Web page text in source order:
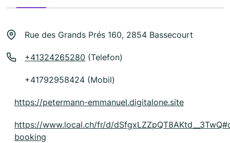
Rue des Grands Prés 160, 2854 Bassecourt
+41324265280 (Telefon)
+41792958424 (Mobil)
https://petermann-emmanuel.digitalone.site
https://www.local.ch/fr/d/
booking